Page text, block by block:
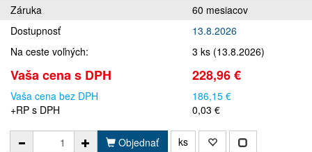
Záruka
60 mesiacov
Dostupnosť
13.8.2026
Na ceste voľných:
3 ks (13.8.2026)
Vaša cena s DPH 228,96 €
Vaša cena bez DPH
186,15 €
+RP s DPH
0,03 €
Objednať ks